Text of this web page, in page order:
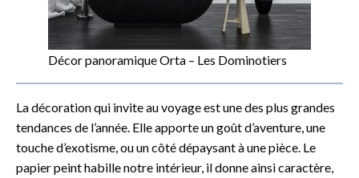
Décor panoramique Orta – Les Dominotiers
La décoration qui invite au voyage est une des plus grandes
tendances de l’année. Elle apporte un goût d’aventure, une
touche d’exotisme, ou un côté dépaysant à une pièce. Le
papier peint habille notre intérieur, il donne ainsi caractère,